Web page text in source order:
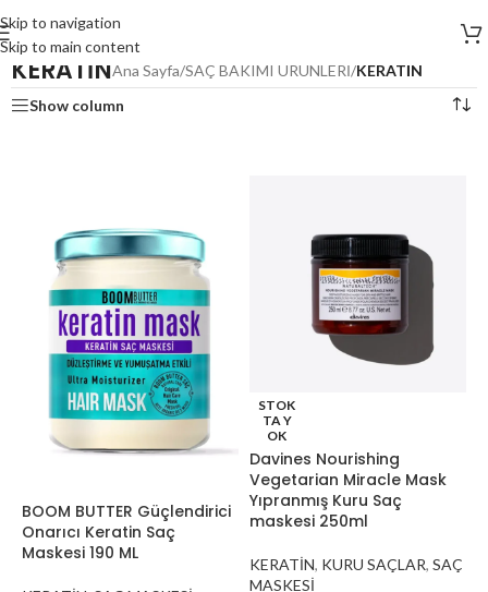
Skip to navigation
Skip to main content
KERATİNAna Sayfa/SAÇ BAKIMI ÜRÜNLERİ/KERATİN
Show column
BOOM BUTTER Güçlendirici
Onarıcı Keratin Saç
Maskesi 190 ML
STOK
TA Y
OK
Davines Nourishing
Vegetarian Miracle Mask
Yıpranmış Kuru Saç
maskesi 250ml
KERATİN, KURU SAÇLAR, SAÇ
MASKESİ